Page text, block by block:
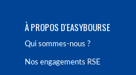
À PROPOS D'EASYBOURSE
Qui sommes-nous ?
Nos engagements RSE